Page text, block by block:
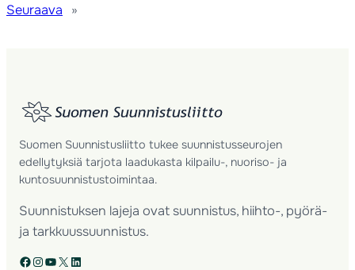
Seuraava
»
Suomen Suunnistusliitto tukee suunnistusseurojen
edellytyksiä tarjota laadukasta kilpailu-, nuoriso- ja
kuntosuunnistustoimintaa.
Suunnistuksen lajeja ovat suunnistus, hiihto-, pyörä-
ja tarkkuussuunnistus.
Facebook Instagram YouTube X LinkedIn